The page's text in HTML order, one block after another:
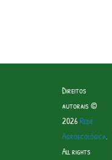
Direitos
autorais ©
2026 Rede
Agroecológica.
All rights